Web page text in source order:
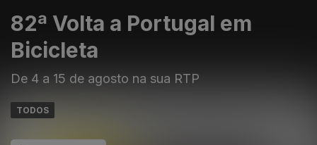
82ª Volta a Portugal em
Bicicleta
De 4 a 15 de agosto na sua RTP
TODOS